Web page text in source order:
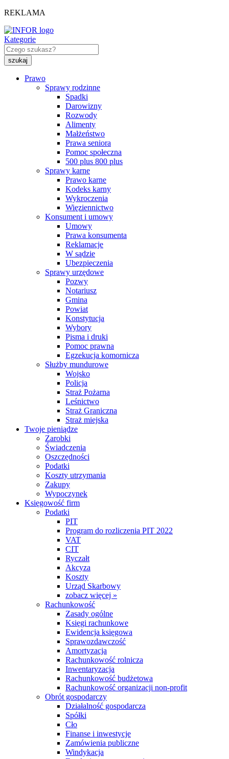
REKLAMA
Kategorie
Prawo
Sprawy rodzinne
Spadki
Darowizny
Rozwody
Alimenty
Małżeństwo
Prawa seniora
Pomoc społeczna
500 plus 800 plus
Sprawy karne
Prawo karne
Kodeks karny
Wykroczenia
Więziennictwo
Konsument i umowy
Umowy
Prawa konsumenta
Reklamacje
W sądzie
Ubezpieczenia
Sprawy urzędowe
Pozwy
Notariusz
Gmina
Powiat
Konstytucja
Wybory
Pisma i druki
Pomoc prawna
Egzekucja komornicza
Służby mundurowe
Wojsko
Policja
Straż Pożarna
Leśnictwo
Straż Graniczna
Straż miejska
Twoje pieniądze
Zarobki
Świadczenia
Oszczędności
Podatki
Koszty utrzymania
Zakupy
Wypoczynek
Księgowość firm
Podatki
PIT
Program do rozliczenia PIT 2022
VAT
CIT
Ryczałt
Akcyza
Koszty
Urząd Skarbowy
zobacz więcej »
Rachunkowość
Zasady ogólne
Księgi rachunkowe
Ewidencja księgowa
Sprawozdawczość
Amortyzacja
Rachunkowość rolnicza
Inwentaryzacja
Rachunkowość budżetowa
Rachunkowość organizacji non-profit
Obrót gospodarczy
Działalność gospodarcza
Spółki
Cło
Finanse i inwestycje
Zamówienia publiczne
Windykacja